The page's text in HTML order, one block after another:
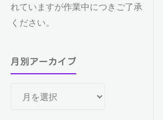
れていますが作業中につきご了承
ください。
月別アーカイブ